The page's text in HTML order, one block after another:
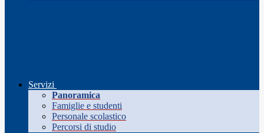
Servizi
Panoramica
Famiglie e studenti
Personale scolastico
Percorsi di studio